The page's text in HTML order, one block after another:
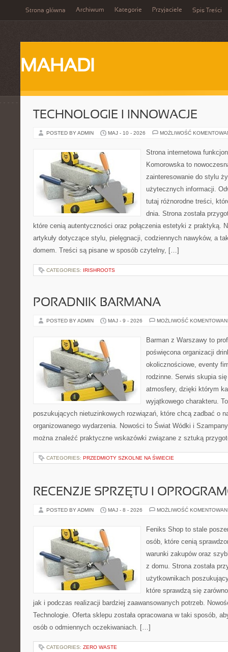
Strona główna Archiwum Kategorie Przyjaciele Spis Treści
MAHADI
TECHNOLOGIE I INNOWACJE
POSTED BY ADMIN MAJ - 10 - 2026 MOŻLIWOŚĆ
Strona internetowa
Komorowska to
zainteresowanie do stylu
użytecznych informacji.
tutaj różnorodne treści,
dnia. Strona została
które cenią autentyczności oraz połączenia estetyki z praktyką.
artykuły dotyczące stylu, pielęgnacji, codziennych nawyków, a
domem. Treści są pisane w sposób czytelny, […]
CATEGORIES: IRISHROOTS
PORADNIK BARMANA
POSTED BY ADMIN MAJ - 9 - 2026 MOŻLIWOŚĆ
Barman z Warszawy to
poświęcona organizacji
okolicznościowe, eventy
rodzinne. Serwis skupia
atmosfery, dzięki którym
wyjątkowego charakteru.
poszukujących nietuzinkowych rozwiązań, które chcą zadbać o
organizowanego wydarzenia. Nowości to Świat Wódki i
można znaleźć praktyczne wskazówki związane z sztuką
CATEGORIES: PRZEDMIOTY SZKOLNE NA ŚWIECIE
RECENZJE SPRZĘTU I
POSTED BY ADMIN MAJ - 8 - 2026 MOŻLIWOŚĆ
Feniks Shop to stale
osób, które cenią
warunki zakupów oraz
z domu. Strona została
użytkownikach
które sprawdzą się
jak i podczas realizacji bardziej zaawansowanych potrzeb.
Technologie. Oferta sklepu została opracowana w taki sposób,
osób o odmiennych oczekiwaniach. […]
CATEGORIES: ZERO WASTE